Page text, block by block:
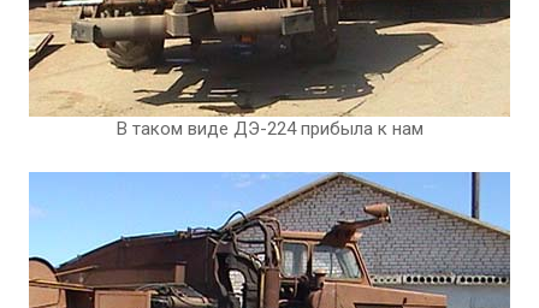
В таком виде ДЭ-224 прибыла к нам